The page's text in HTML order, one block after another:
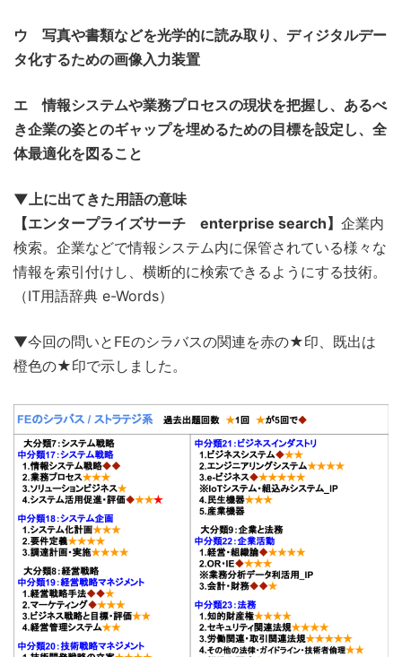
ウ 写真や書類などを光学的に読み取り、ディジタルデー
タ化するための画像入力装置
エ 情報システムや業務プロセスの現状を把握し、あるべ
き企業の姿とのギャップを埋めるための目標を設定し、全
体最適化を図ること
▼上に出てきた用語の意味
【エンタープライズサーチ enterprise search】 企業内
検索。企業などで情報システム内に保管されている様々な
情報を索引付けし、横断的に検索できるようにする技術。
（IT用語辞典 e-Words）
▼今回の問いとFEのシラバスの関連を赤の★印、既出は
橙色の★印で示しました。